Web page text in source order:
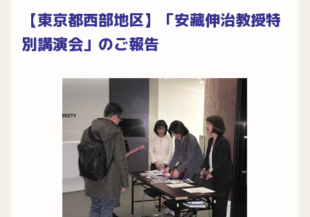
【東京都西部地区】「安藏伸治教授特
別講演会」のご報告